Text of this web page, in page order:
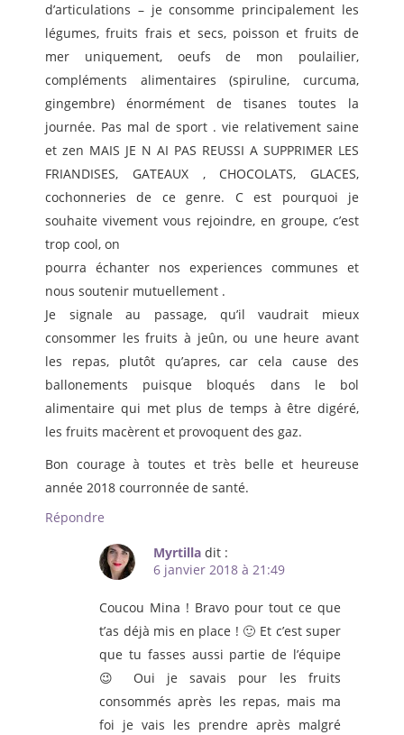
d’articulations – je consomme principalement les
légumes, fruits frais et secs, poisson et fruits de
mer uniquement, oeufs de mon poulailier,
compléments alimentaires (spiruline, curcuma,
gingembre) énormément de tisanes toutes la
journée. Pas mal de sport . vie relativement saine
et zen MAIS JE N AI PAS REUSSI A SUPPRIMER LES
FRIANDISES, GATEAUX , CHOCOLATS, GLACES,
cochonneries de ce genre. C est pourquoi je
souhaite vivement vous rejoindre, en groupe, c’est
trop cool, on
pourra échanter nos experiences communes et
nous soutenir mutuellement .
Je signale au passage, qu’il vaudrait mieux
consommer les fruits à jeûn, ou une heure avant
les repas, plutôt qu’apres, car cela cause des
ballonements puisque bloqués dans le bol
alimentaire qui met plus de temps à être digéré,
les fruits macèrent et provoquent des gaz.
Bon courage à toutes et très belle et heureuse
année 2018 courronnée de santé.
Répondre
Myrtilla dit :
6 janvier 2018 à 21:49
Coucou Mina ! Bravo pour tout ce que
t’as déjà mis en place ! 🙂 Et c’est super
que tu fasses aussi partie de l’équipe
😉 Oui je savais pour les fruits
consommés après les repas, mais ma
foi je vais les prendre après malgré